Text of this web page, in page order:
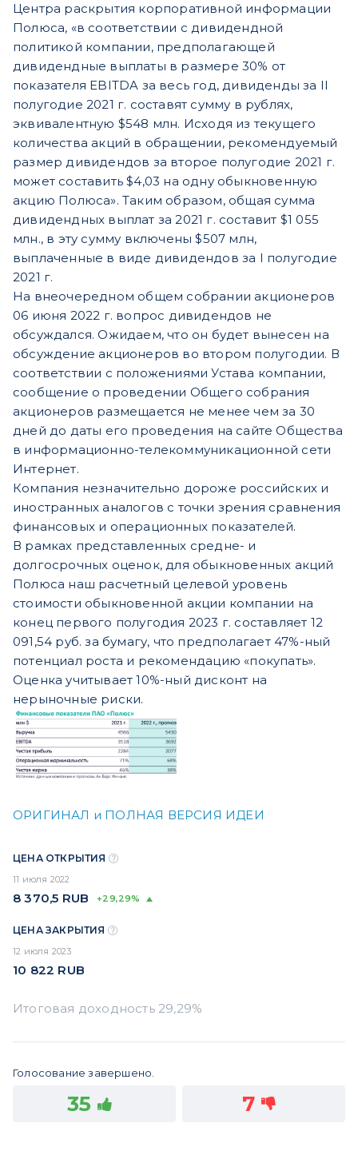
Центра раскрытия корпоративной информации
Полюса, «в соответствии с дивидендной
политикой компании, предполагающей
дивидендные выплаты в размере 30% от
показателя EBITDA за весь год, дивиденды за II
полугодие 2021 г. составят сумму в рублях,
эквивалентную $548 млн. Исходя из текущего
количества акций в обращении, рекомендуемый
размер дивидендов за второе полугодие 2021 г.
может составить $4,03 на одну обыкновенную
акцию Полюса». Таким образом, общая сумма
дивидендных выплат за 2021 г. составит $1 055
млн., в эту сумму включены $507 млн,
выплаченные в виде дивидендов за I полугодие
2021 г.
На внеочередном общем собрании акционеров
06 июня 2022 г. вопрос дивидендов не
обсуждался. Ожидаем, что он будет вынесен на
обсуждение акционеров во втором полугодии. В
соответствии с положениями Устава компании,
сообщение о проведении Общего собрания
акционеров размещается не менее чем за 30
дней до даты его проведения на сайте Общества
в информационно-телекоммуникационной сети
Интернет.
Компания незначительно дороже российских и
иностранных аналогов с точки зрения сравнения
финансовых и операционных показателей.
В рамках представленных средне- и
долгосрочных оценок, для обыкновенных акций
Полюса наш расчетный целевой уровень
стоимости обыкновенной акции компании на
конец первого полугодия 2023 г. составляет 12
091,54 руб. за бумагу, что предполагает 47%-ный
потенциал роста и рекомендацию «покупать».
Оценка учитывает 10%-ный дисконт на
нерыночные риски.
ОРИГИНАЛ и ПОЛНАЯ ВЕРСИЯ ИДЕИ
ЦЕНА ОТКРЫТИЯ
11 июля 2022
8 370,5 RUB +29,29%
ЦЕНА ЗАКРЫТИЯ
12 июля 2023
10 822 RUB
Голосование завершено.
35 7